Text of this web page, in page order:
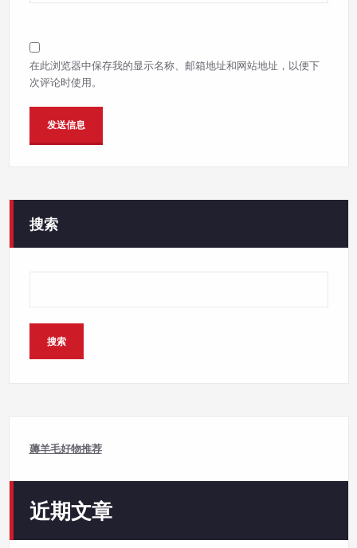
在此浏览器中保存我的显示名称、邮箱地址和网站地址，以便下
次评论时使用。
搜索
搜索
薅羊毛好物推荐
近期文章